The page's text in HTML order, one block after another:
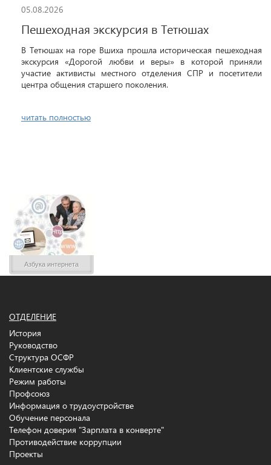
05.08.2026
Пешеходная экскурсия в Тетюшах
В Тетюшах на горе Вшиха прошла историческая пешеходная
экскурсия «Дорогой любви и веры» в которой приняли
участие активисты местного отделения СПР и посетители
центра общения старшего поколения.
читать полностью
Азбука интернета
ОТДЕЛЕНИЕ
История
Руководство
Структура ОСФР
Клиентские службы
Режим работы
Профсоюз
Информация о трудоустройстве
Обучение персонала
Телефон доверия "Зарплата в конверте"
Противодействие коррупции
Проекты